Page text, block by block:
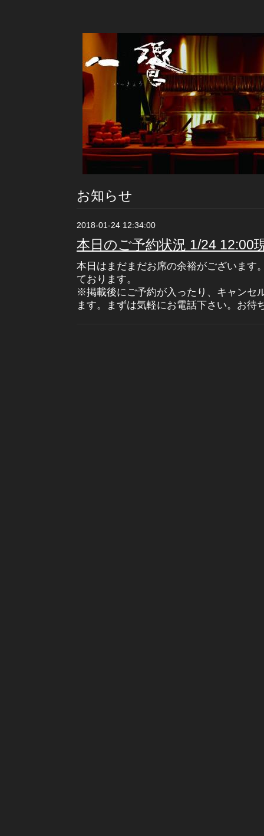
お知らせ
2018-01-24 12:34:00
本日のご予約状況 1/24 12:00
本日はまだまだお席の余裕がございます
ております。
※掲載後にご予約が入ったり、キャンセ
ます。まずは気軽にお電話下さい。お待